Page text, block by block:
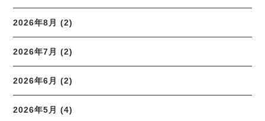
2026年8月 (2)
2026年7月 (2)
2026年6月 (2)
2026年5月 (4)